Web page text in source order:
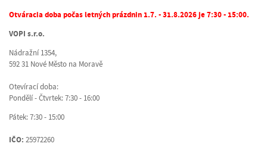
Otváracia doba počas letných prázdnin 1.7. - 31.8.2026 je 7:30 - 15:00.
VOPI s.r.o.
Nádražní 1354,
592 31 Nové Město na Moravě
Otevírací doba:
Pondělí - Čtvrtek: 7:30 - 16:00
Pátek: 7:30 - 15:00
IČO: 25972260